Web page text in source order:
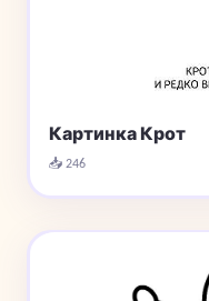
Картинка Крот
📥 246